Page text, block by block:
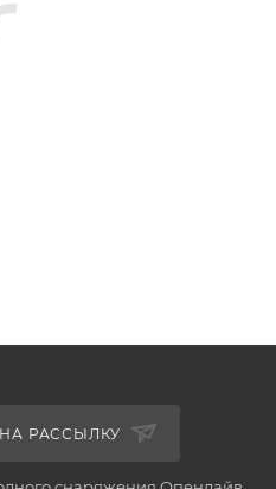
РАССЫЛКУ